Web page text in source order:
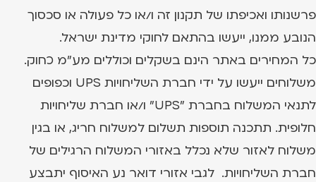
פרשנותו ואכיפתו של תקנון זה ו/או כל פעולה או סכסוך
הנובע ממנו, ייעשו בהתאם לחוקי מדינת ישראל.
כל המחירים באתר הינם בשקלים וכוללים מע"מ כחוק.
משלוחים ייעשו על ידי חברת השליחויות UPS וכפופים
לתנאי המשלוח בחברת "UPS" ו/או חברת שליחויות
חלופית. תתכנה תוספות תשלום למשלוח חריג, או בגין
משלוח לאזור שלא נכלל באזורי המשלוח הרגילים של
חברת השליחויות. לגבי אזורי דואר נע האיסוף יתבצע